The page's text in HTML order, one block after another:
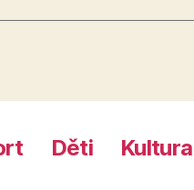
Děti Kultura